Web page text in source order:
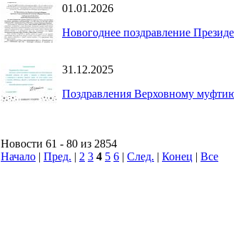
01.01.2026
Новогоднее поздравление
31.12.2025
Поздравления Верховному
Новости 61 - 80 из 2854
Начало | Пред. | 2 3 4 5 6 | След. | Конец | Все